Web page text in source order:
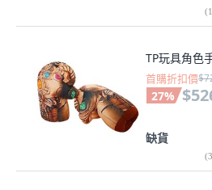
(
TP玩具角色
首購折扣價
27%
缺貨
(